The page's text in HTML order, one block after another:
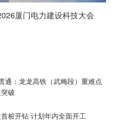
厦门电力建设科技大会
通：龙龙高铁（武梅段）重难点
破
桩开钻 计划年内全面开工